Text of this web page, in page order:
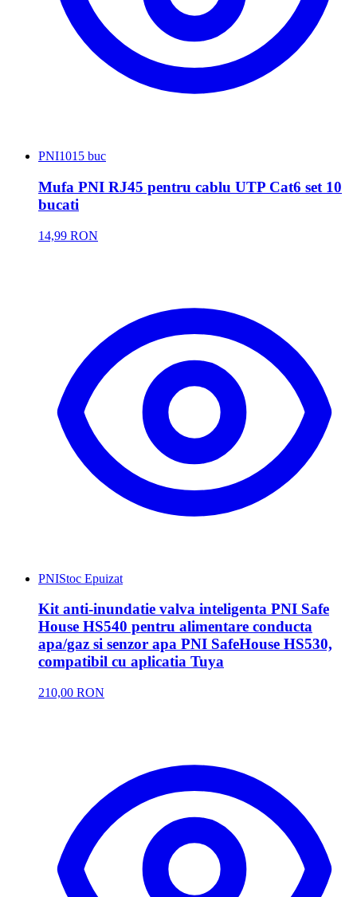
PNI1015 buc
Mufa PNI RJ45 pentru cablu UTP Cat6 set 10
bucati
14,99 RON
PNIStoc Epuizat
Kit anti-inundatie valva inteligenta PNI Safe
House HS540 pentru alimentare conducta
apa/gaz si senzor apa PNI SafeHouse HS530,
compatibil cu aplicatia Tuya
210,00 RON